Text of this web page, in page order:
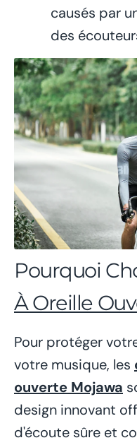
causés par
des
Pourquoi
À Oreille
Pour protéger
votre musique, les
ouverte Mojawa
design innovant
d'écoute sûre et